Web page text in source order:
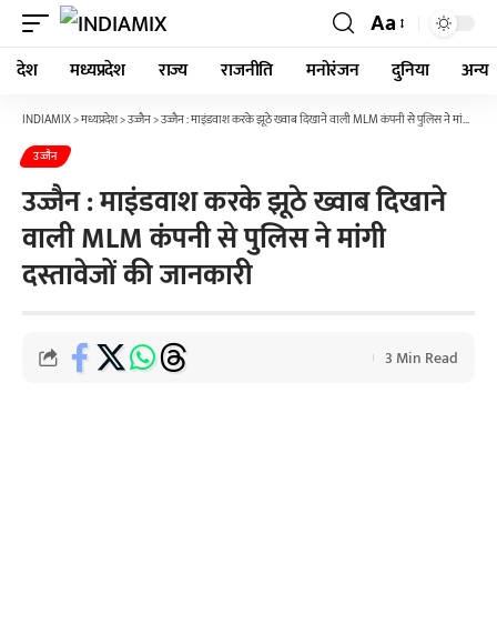
Aa
देश मध्यप्रदेश राज्य राजनीति मनोरंजन दुनिया अन्य
INDIAMIX>मध्यप्रदेश>उज्जैन>उज्जैन : माइंडवाश करके झूठे ख्वाब दिखाने वाली MLM कंपनी से पुलिस ने मांगी दस्तावेजों की जानकारी
उज्जैन
उज्जैन : माइंडवाश करके झूठे ख्वाब दिखाने
वाली MLM कंपनी से पुलिस ने मांगी
दस्तावेजों की जानकारी
3 Min Read